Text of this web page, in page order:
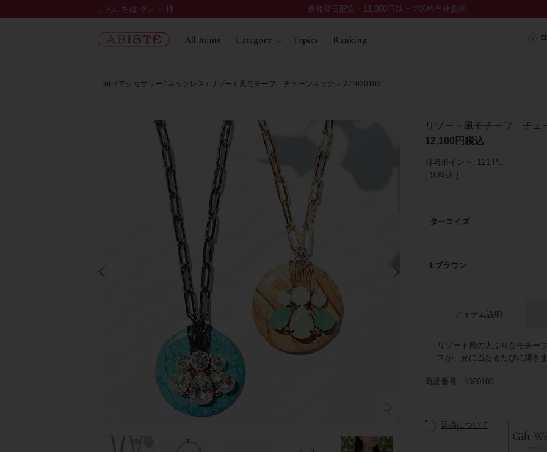
こんにちは ゲスト 様 最短翌日配送・11,000円以上で送料当社負担
All Items Category Topics Ranking
Top アクセサリー ネックレス リゾート風モチーフ チェーンネックレス/1020103
リゾート風モチーフ チェ
12,100
税込
付与ポイント: 121 Pt.
送料込
ターコイズ
Lブラウン
アイテム説明
リゾート風の大ぶりなモチー
スが、光に当たるたびに輝き
商品番号 1020103
返品について